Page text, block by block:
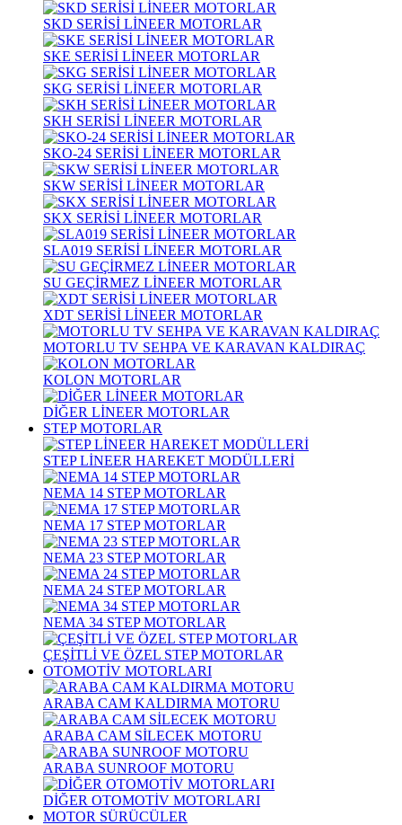
SKD SERİSİ LİNEER MOTORLAR
SKE SERİSİ LİNEER MOTORLAR
SKG SERİSİ LİNEER MOTORLAR
SKH SERİSİ LİNEER MOTORLAR
SKO-24 SERİSİ LİNEER MOTORLAR
SKW SERİSİ LİNEER MOTORLAR
SKX SERİSİ LİNEER MOTORLAR
SLA019 SERİSİ LİNEER MOTORLAR
SU GEÇİRMEZ LİNEER MOTORLAR
XDT SERİSİ LİNEER MOTORLAR
MOTORLU TV SEHPA VE KARAVAN KALDIRAÇ
KOLON MOTORLAR
DİĞER LİNEER MOTORLAR
STEP MOTORLAR
STEP LİNEER HAREKET MODÜLLERİ
NEMA 14 STEP MOTORLAR
NEMA 17 STEP MOTORLAR
NEMA 23 STEP MOTORLAR
NEMA 24 STEP MOTORLAR
NEMA 34 STEP MOTORLAR
ÇEŞİTLİ VE ÖZEL STEP MOTORLAR
OTOMOTİV MOTORLARI
ARABA CAM KALDIRMA MOTORU
ARABA CAM SİLECEK MOTORU
ARABA SUNROOF MOTORU
DİĞER OTOMOTİV MOTORLARI
MOTOR SÜRÜCÜLER